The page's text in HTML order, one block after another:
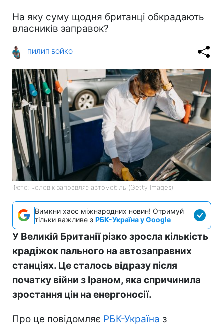
На яку суму щодня британці обкрадають
власників заправок?
ПИЛИП БОЙКО
Фото: чоловік заправляє автомобіль (Getty Images)
Вимкни хаос міжнародних новин! Отримуй
тільки важливе з РБК-Україна у Google
У Великій Британії різко зросла кількість
крадіжок пального на автозаправних
станціях. Це сталось відразу після
початку війни з Іраном, яка спричинила
зростання цін на енергоносії.
Про це повідомляє РБК-Україна з